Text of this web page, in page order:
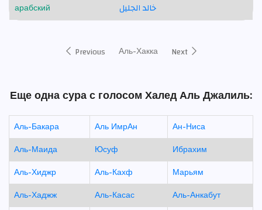
арабский
خالد الجليل
Previous Аль-Хакка Next
Еще одна сура с голосом Халед Аль Джалиль:
Аль-Бакара Аль ИмрАн
Ан-Ниса
Аль-Маида
Юсуф
Ибрахим
Аль-Хиджр
Аль-Кахф
Марьям
Аль-Хаджж
Аль-Касас
Аль-Анкабут